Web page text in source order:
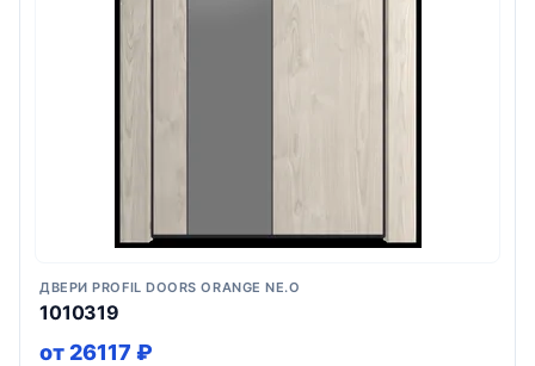
ДВЕРИ PROFIL DOORS ORANGE NE.O
1010319
от 26117 ₽